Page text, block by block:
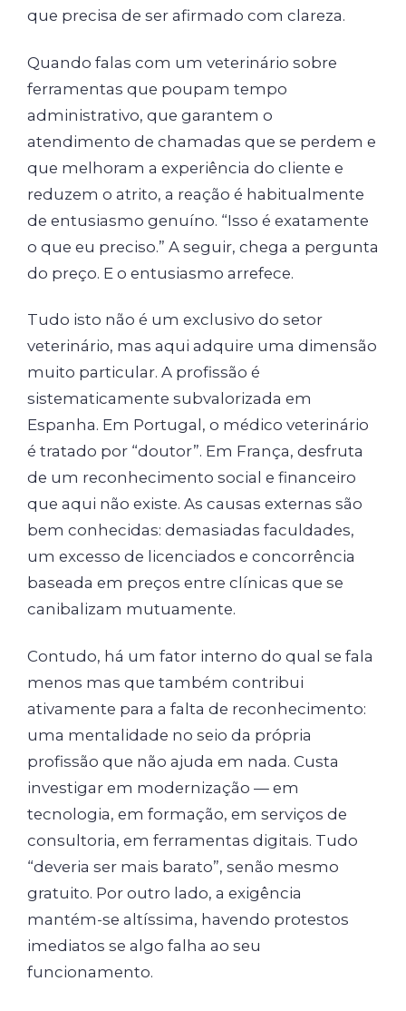
que precisa de ser afirmado com clareza.
Quando falas com um veterinário sobre
ferramentas que poupam tempo
administrativo, que garantem o
atendimento de chamadas que se perdem e
que melhoram a experiência do cliente e
reduzem o atrito, a reação é habitualmente
de entusiasmo genuíno. “Isso é exatamente
o que eu preciso.” A seguir, chega a pergunta
do preço. E o entusiasmo arrefece.
Tudo isto não é um exclusivo do setor
veterinário, mas aqui adquire uma dimensão
muito particular. A profissão é
sistematicamente subvalorizada em
Espanha. Em Portugal, o médico veterinário
é tratado por “doutor”. Em França, desfruta
de um reconhecimento social e financeiro
que aqui não existe. As causas externas são
bem conhecidas: demasiadas faculdades,
um excesso de licenciados e concorrência
baseada em preços entre clínicas que se
canibalizam mutuamente.
Contudo, há um fator interno do qual se fala
menos mas que também contribui
ativamente para a falta de reconhecimento:
uma mentalidade no seio da própria
profissão que não ajuda em nada. Custa
investigar em modernização — em
tecnologia, em formação, em serviços de
consultoria, em ferramentas digitais. Tudo
“deveria ser mais barato”, senão mesmo
gratuito. Por outro lado, a exigência
mantém-se altíssima, havendo protestos
imediatos se algo falha ao seu
funcionamento.